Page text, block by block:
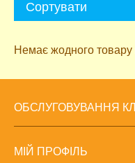
Немає жодного товару
ОБСЛУГОВУВАННЯ
МІЙ ПРОФІЛЬ